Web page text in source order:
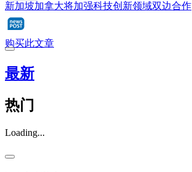
新加坡加拿大将加强科技创新领域双边合作
购买此文章
最新
热门
Loading...